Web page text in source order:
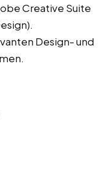
Creative Suite
Design- und